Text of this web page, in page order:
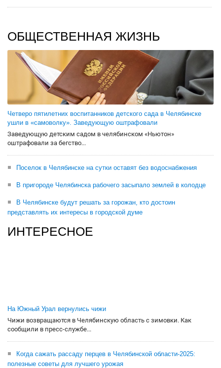
ОБЩЕСТВЕННАЯ ЖИЗНЬ
Четверо пятилетних воспитанников детского сада в Челябинске
ушли в «самоволку». Заведующую оштрафовали
Заведующую детским садом в челябинском «Ньютон»
оштрафовали за бегство...
Поселок в Челябинске на сутки оставят без водоснабжения
В пригороде Челябинска рабочего засыпало землей в колодце
В Челябинске будут решать за горожан, кто достоин
представлять их интересы в городской думе
ИНТЕРЕСНОЕ
На Южный Урал вернулись чижи
Чижи возвращаются в Челябинскую область с зимовки. Как
сообщили в пресс-службе...
Когда сажать рассаду перцев в Челябинской области-2025:
полезные советы для лучшего урожая